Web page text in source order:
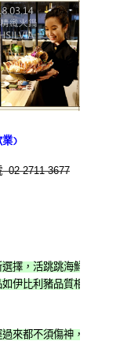
業)
02-2711-3677
擇，活跳跳海鮮
伊比利豬品質相
來都不須傷神，